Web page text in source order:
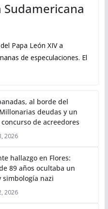
Papa León XIV a
de especulaciones. El
al borde del
deudas y un
de acreedores
2026
hallazgo en Flores:
89 años ocultaba un
simbología nazi
2026